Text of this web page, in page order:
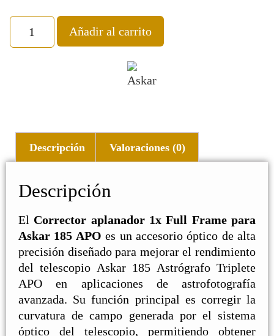
Añadir al carrito
Descripción Valoraciones (0)
Descripción
El Corrector aplanador 1x Full Frame para
Askar 185 APO es un accesorio óptico de alta
precisión diseñado para mejorar el rendimiento
del telescopio Askar 185 Astrógrafo Triplete
APO en aplicaciones de astrofotografía
avanzada. Su función principal es corregir la
curvatura de campo generada por el sistema
óptico del telescopio, permitiendo obtener